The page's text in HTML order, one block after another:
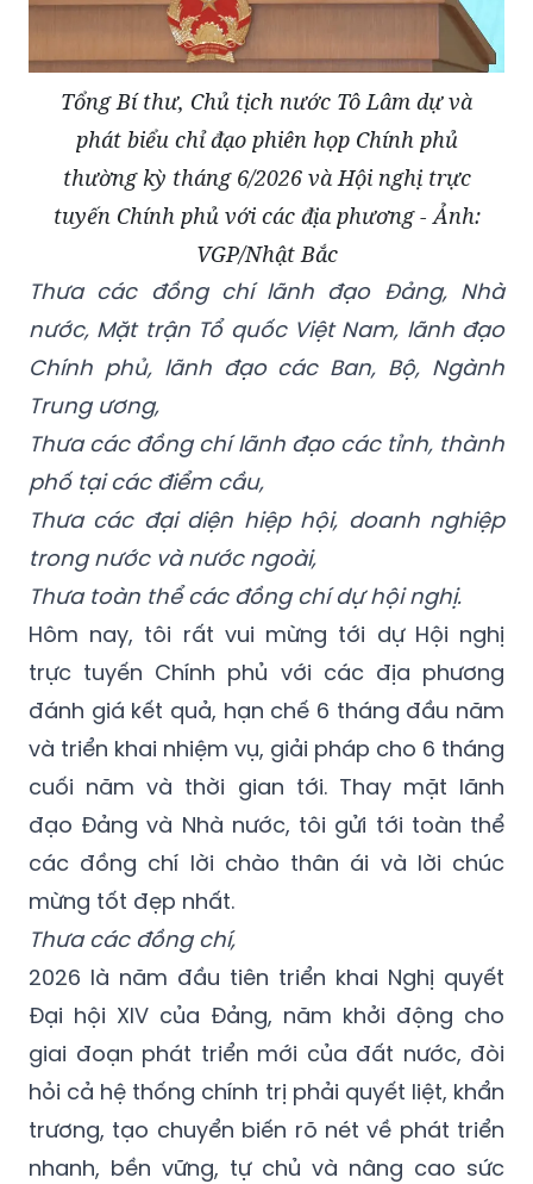
Tổng Bí thư, Chủ tịch nước Tô Lâm dự và
phát biểu chỉ đạo phiên họp Chính phủ
thường kỳ tháng 6/2026 và Hội nghị trực
tuyến Chính phủ với các địa phương - Ảnh:
VGP/Nhật Bắc
Thưa các đồng chí lãnh đạo Đảng, Nhà
nước, Mặt trận Tổ quốc Việt Nam, lãnh đạo
Chính phủ, lãnh đạo các Ban, Bộ, Ngành
Trung ương,
Thưa các đồng chí lãnh đạo các tỉnh, thành
phố tại các điểm cầu,
Thưa các đại diện hiệp hội, doanh nghiệp
trong nước và nước ngoài,
Thưa toàn thể các đồng chí dự hội nghị.
Hôm nay, tôi rất vui mừng tới dự Hội nghị
trực tuyến Chính phủ với các địa phương
đánh giá kết quả, hạn chế 6 tháng đầu năm
và triển khai nhiệm vụ, giải pháp cho 6 tháng
cuối năm và thời gian tới. Thay mặt lãnh
đạo Đảng và Nhà nước, tôi gửi tới toàn thể
các đồng chí lời chào thân ái và lời chúc
mừng tốt đẹp nhất.
Thưa các đồng chí,
2026 là năm đầu tiên triển khai Nghị quyết
Đại hội XIV của Đảng, năm khởi động cho
giai đoạn phát triển mới của đất nước, đòi
hỏi cả hệ thống chính trị phải quyết liệt, khẩn
trương, tạo chuyển biến rõ nét về phát triển
nhanh, bền vững, tự chủ và nâng cao sức